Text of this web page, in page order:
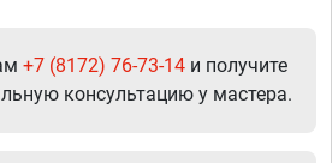
+7 (8172) 76-73-14 и получите
консультацию у мастера.